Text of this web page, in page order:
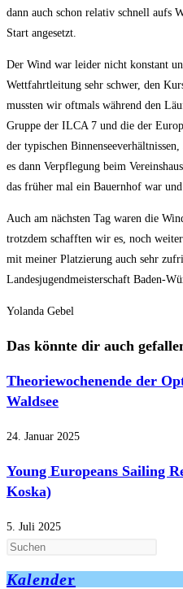
dann auch schon relativ schnell aufs
Start angesetzt.
Der Wind war leider nicht konstant
Wettfahrtleitung sehr schwer, den
mussten wir oftmals während den
Gruppe der ILCA 7 und die der
der typischen
es dann Verpflegung beim
das früher mal ein Bauernhof war
Auch am nächsten Tag waren die
trotzdem schafften wir es, noch
mit meiner Platzierung auch sehr
Landesjugendmeisterschaft Baden-
Yolanda Gebel
Das könnte dir auch
Theoriewochenende der
Waldsee
24. Januar 2025
Young Europeans Sailing
Koska)
5. Juli 2025
Kalender